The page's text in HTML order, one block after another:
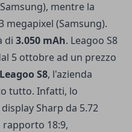
mentre la
(Samsung).
di 3.050 mAh. Leagoo S8
5 ottobre ad un prezzo
Leagoo S8, l'azienda
tutto. Infatti, lo
Sharp da 5.72
rapporto 18:9,